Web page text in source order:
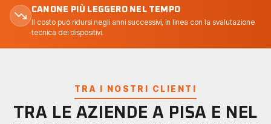
CANONE PIÙ LEGGERO NEL TEMPO
Il costo può ridursi negli anni successivi, in linea con la svalutazione
tecnica dei dispositivi.
TRA I NOSTRI CLIENTI
TRA LE AZIENDE A PISA E NEL